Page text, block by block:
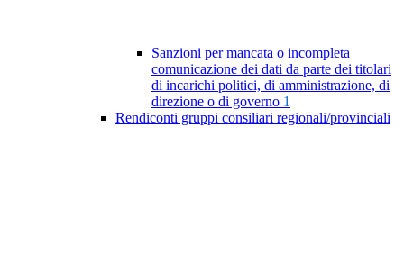
Sanzioni per mancata o incompleta
comunicazione dei dati da parte dei titolari
di incarichi politici, di amministrazione, di
direzione o di governo 1
Rendiconti gruppi consiliari regionali/provinciali